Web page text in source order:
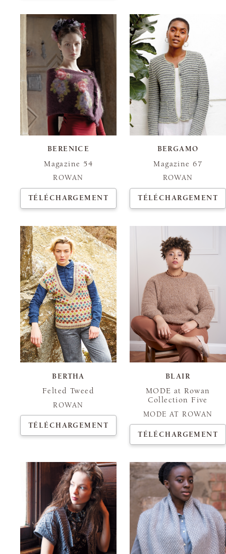
BERENICE
Magazine 54
ROWAN
TÉLÉCHARGEMENT
BERGAMO
Magazine 67
ROWAN
TÉLÉCHARGEMENT
BERTHA
Felted Tweed
ROWAN
TÉLÉCHARGEMENT
BLAIR
MODE at Rowan
Collection Five
MODE AT ROWAN
TÉLÉCHARGEMENT